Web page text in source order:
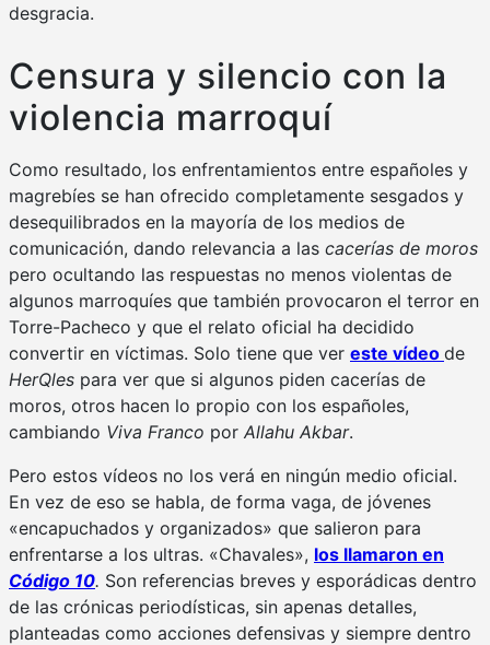
desgracia.
Censura y silencio con la
violencia marroquí
Como resultado, los enfrentamientos entre españoles y
magrebíes se han ofrecido completamente sesgados y
desequilibrados en la mayoría de los medios de
comunicación, dando relevancia a las cacerías de moros
pero ocultando las respuestas no menos violentas de
algunos marroquíes que también provocaron el terror en
Torre-Pacheco y que el relato oficial ha decidido
convertir en víctimas. Solo tiene que ver este vídeo de
HerQles para ver que si algunos piden cacerías de
moros, otros hacen lo propio con los españoles,
cambiando Viva Franco por Allahu Akbar.
Pero estos vídeos no los verá en ningún medio oficial.
En vez de eso se habla, de forma vaga, de jóvenes
«encapuchados y organizados» que salieron para
enfrentarse a los ultras. «Chavales», los llamaron en
Código 10. Son referencias breves y esporádicas dentro
de las crónicas periodísticas, sin apenas detalles,
planteadas como acciones defensivas y siempre dentro